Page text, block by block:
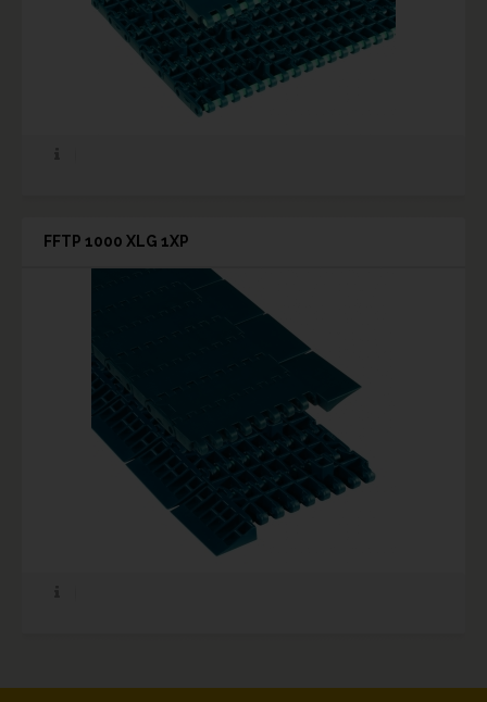
FFTP 1000 XLG 1XP